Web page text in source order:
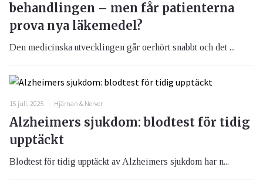
behandlingen – men får patienterna
prova nya läkemedel?
Den medicinska utvecklingen går oerhört snabbt och det ...
15 juli, 2025 Hjärnan & Nerver
Alzheimers sjukdom: blodtest för tidig
upptäckt
Blodtest för tidig upptäckt av Alzheimers sjukdom har n...